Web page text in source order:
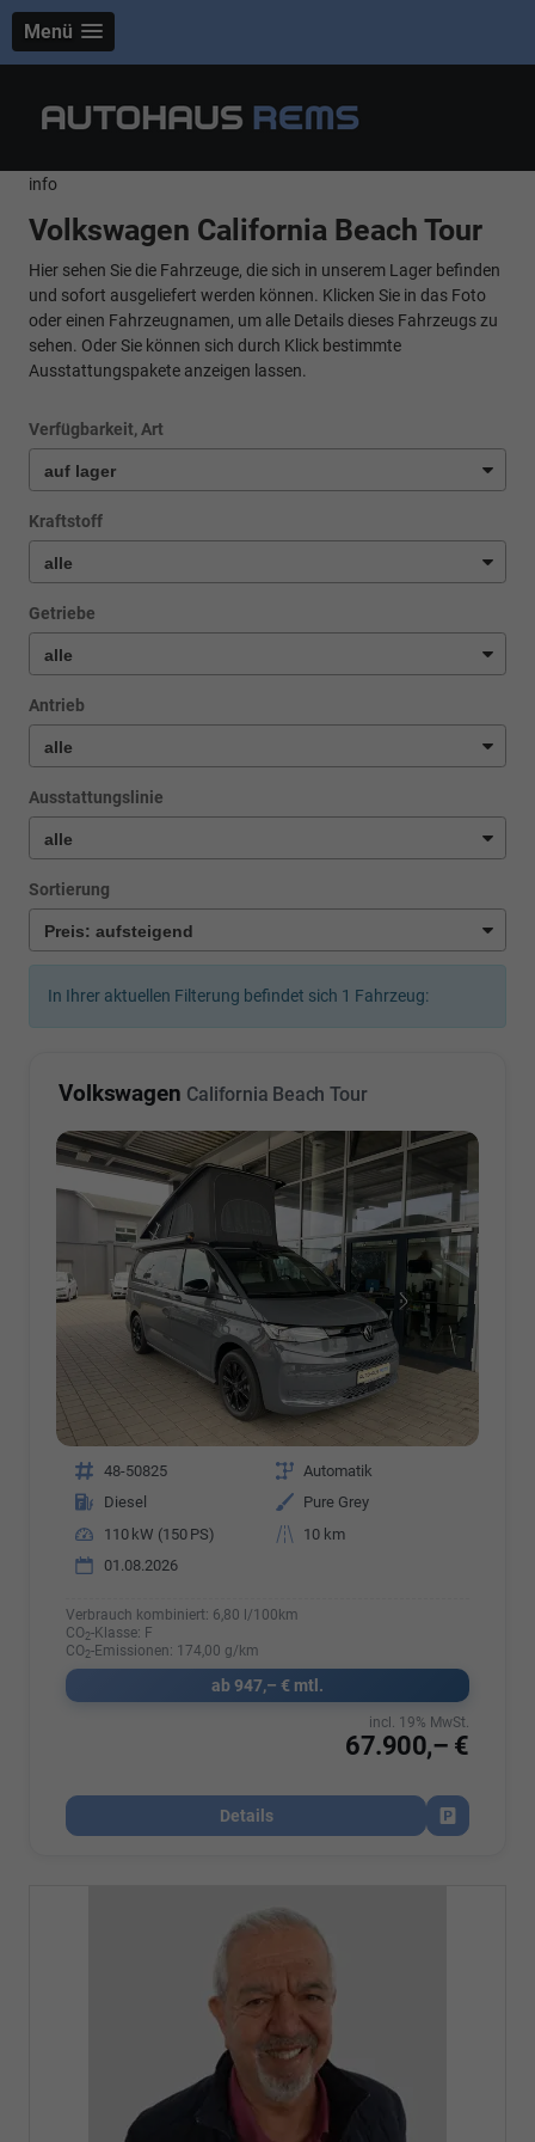
Menü
info
Volkswagen California Beach Tour
Hier sehen Sie die Fahrzeuge, die sich in unserem Lager befinden
und sofort ausgeliefert werden können. Klicken Sie in das Foto
oder einen Fahrzeugnamen, um alle Details dieses Fahrzeugs zu
sehen. Oder Sie können sich durch Klick bestimmte
Ausstattungspakete anzeigen lassen.
Verfügbarkeit, Art
Kraftstoff
Getriebe
Antrieb
Ausstattungslinie
Sortierung
In Ihrer aktuellen Filterung befindet sich 1 Fahrzeug:
Volkswagen California Beach Tour
Fahrzeugnr. 48-50825 Getriebe Automatik
Kraftstoff
Diesel Außenfarbe
Pure Grey
Leistung
110 kW (150 PS) Kilometerstand
10 km
01.08.2026
Verbrauch kombiniert: 6,80 l/100km
CO2-Klasse: F
CO2-Emissionen: 174,00 g/km
ab 947,– € mtl.
67.900,– €
incl. 19% MwSt.
Details
Fahrzeug